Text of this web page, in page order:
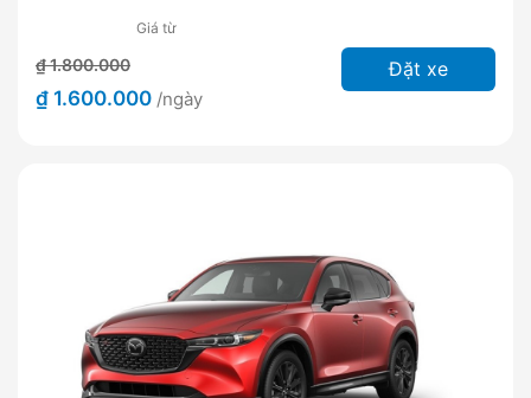
Giá từ
₫ 1.800.000
₫ 1.600.000 /ngày
Đặt xe